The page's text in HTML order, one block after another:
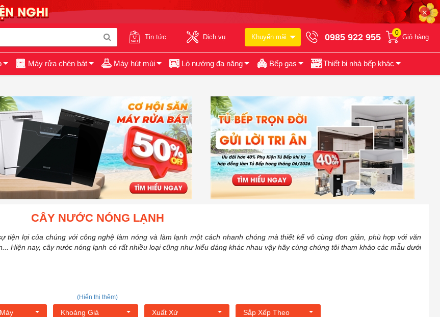
✕
Tin tức Dịch vụ Khuyến mãi 0985 922 955 0
Giỏ hàng
Máy rửa chén bát Máy hút mùi Lò nướng đa năng Bếp gas Thiết bị nhà bếp khác
CÂY NƯỚC NÓNG LẠNH
lợi của chúng với công nghệ làm nóng và làm lạnh một cách nhanh chóng mà thiết kế vô cùng đơn giản, phù hợp với văn
Hiện nay, cây nước nóng lạnh có rất nhiều loại cũng như kiểu dáng khác nhau vậy hãy cùng chúng tôi tham khảo các mẫu dưới
(Hiển thị thêm)
Khoảng Giá Xuất Xứ Sắp Xếp Theo